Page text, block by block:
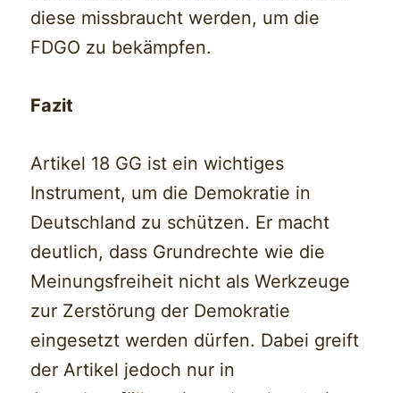
diese missbraucht werden, um die
FDGO zu bekämpfen.
Fazit
Artikel 18 GG ist ein wichtiges
Instrument, um die Demokratie in
Deutschland zu schützen. Er macht
deutlich, dass Grundrechte wie die
Meinungsfreiheit nicht als Werkzeuge
zur Zerstörung der Demokratie
eingesetzt werden dürfen. Dabei greift
der Artikel jedoch nur in